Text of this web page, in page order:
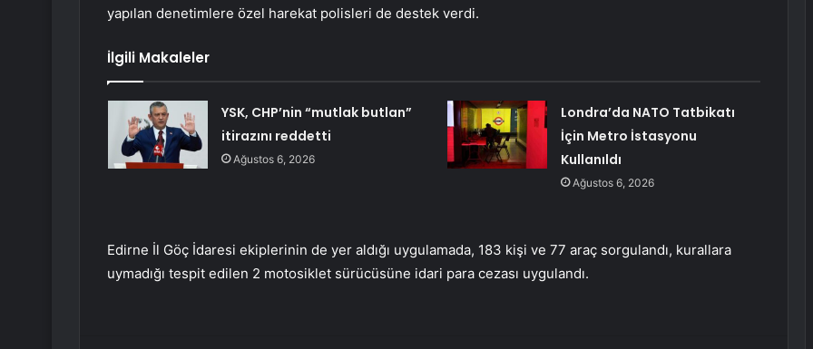
yapılan denetimlere özel harekat polisleri de destek verdi.
İlgili Makaleler
YSK, CHP’nin “mutlak butlan”
itirazını reddetti
Ağustos 6, 2026
Londra’da NATO Tatbikatı
İçin Metro İstasyonu
Kullanıldı
Ağustos 6, 2026
Edirne İl Göç İdaresi ekiplerinin de yer aldığı uygulamada, 183 kişi ve 77 araç sorgulandı, kurallara
uymadığı tespit edilen 2 motosiklet sürücüsüne idari para cezası uygulandı.